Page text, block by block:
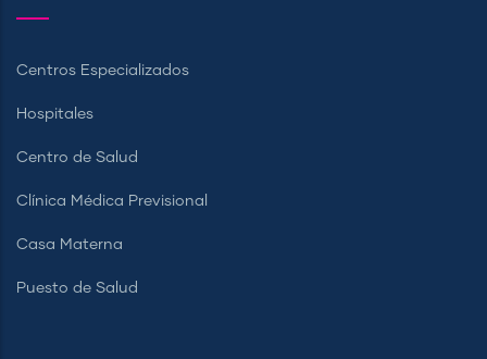
Centros Especializados
Hospitales
Centro de Salud
Clínica Médica Previsional
Casa Materna
Puesto de Salud